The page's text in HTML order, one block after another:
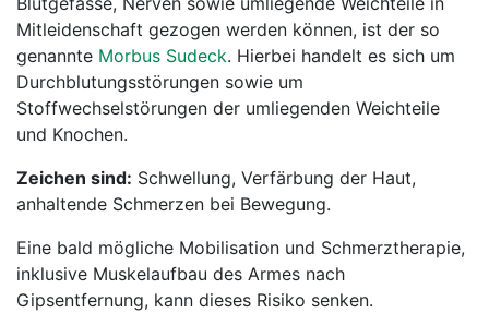
Mitleidenschaft gezogen werden können, ist der so
genannte Morbus Sudeck. Hierbei handelt es sich um
Durchblutungsstörungen sowie um
Stoffwechselstörungen der umliegenden Weichteile
und Knochen.
Zeichen sind: Schwellung, Verfärbung der Haut,
anhaltende Schmerzen bei Bewegung.
Eine bald mögliche Mobilisation und Schmerztherapie,
inklusive Muskelaufbau des Armes nach
Gipsentfernung, kann dieses Risiko senken.